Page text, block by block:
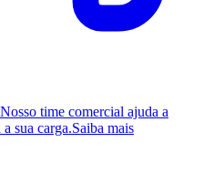
Nosso time comercial ajuda a
sua carga.Saiba mais